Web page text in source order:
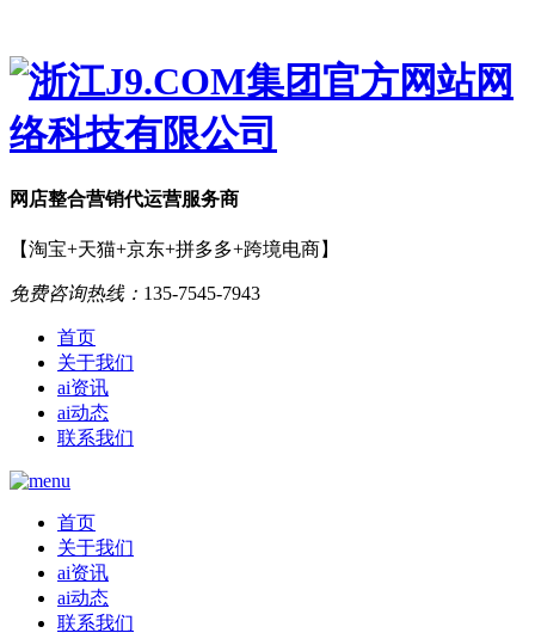
网店整合营销代运营服务商
【淘宝+天猫+京东+拼多多+跨境电商】
免费咨询热线： 135-7545-7943
首页
关于我们
ai资讯
ai动态
联系我们
首页
关于我们
ai资讯
ai动态
联系我们